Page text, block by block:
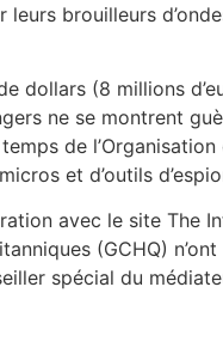
brouilleurs
dollars (8 millions
ne se montrent
de
et d’outils
avec le site The
(GCHQ)
spécial du